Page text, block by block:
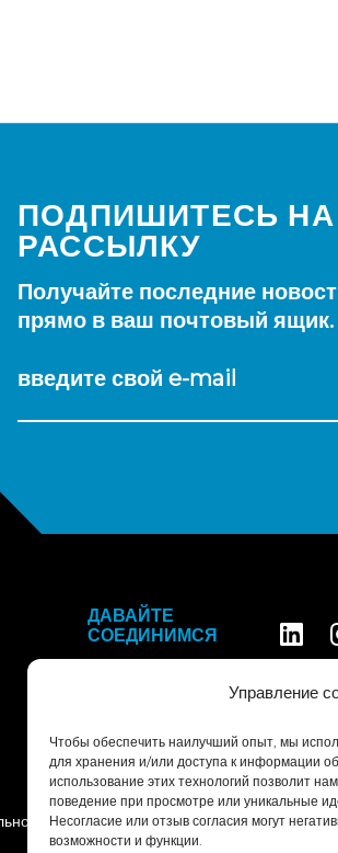
Управление
Чтобы обеспечить наилучший опыт, мы
для хранения и/или доступа к информации
использование этих технологий позволит
поведение при просмотре или уникальные
Несогласие или отзыв согласия могут
возможности и функции.
ПОДПИШИТЕСЬ
РАССЫЛКУ
Получайте последние
прямо в ваш почтовый ящик.
введите свой e-mail
ДАВАЙТЕ
СОЕДИНИМСЯ
Условия и положения